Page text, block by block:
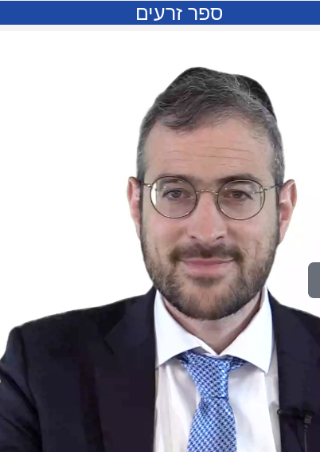
ספר זרעים